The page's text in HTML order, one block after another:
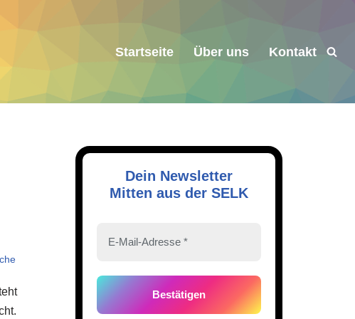
Startseite Über uns Kontakt
Dein Newsletter
Mitten aus der SELK